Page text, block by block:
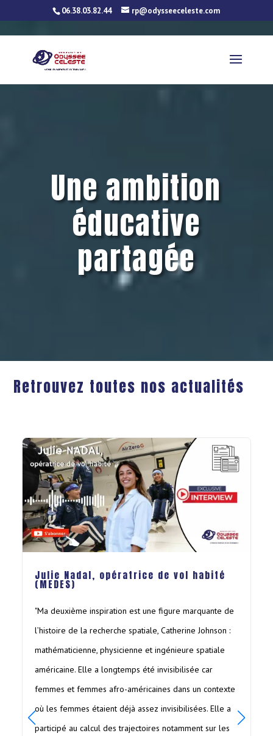
06.38.03.82.44 rp@odysseeceleste.com
Email
LinkedIn
WhatsApp Partager
Une ambition
éducative
partagée
Retrouvez toutes nos actualités
Julie Nadal, opératrice de vol habité
(MEDES)
"Ma deuxième inspiration est une figure marquante de
l’histoire de la recherche spatiale, Catherine Johnson :
mathématicienne, physicienne et ingénieure spatiale
américaine. Elle a longtemps été invisibilisée car
femmes et femmes afro-américaines dans un contexte
où les femmes étaient déjà assez invisibilisées. Elle a
participé au calcul des trajectoires notamment sur les